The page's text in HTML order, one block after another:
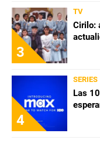
3
TV
Cirilo:
4
SERIES
Las